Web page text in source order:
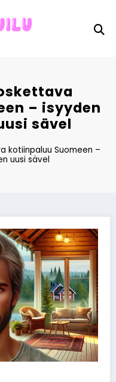
– isyyden
sävel
kotiinpaluu Suomeen –
uusi sävel